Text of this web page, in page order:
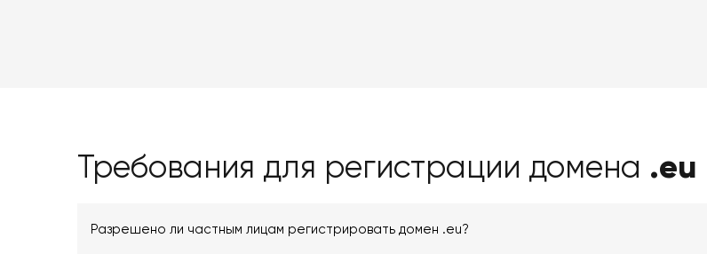
Требования для регистрации домена .eu
Разрешено ли частным лицам регистрировать домен .eu?